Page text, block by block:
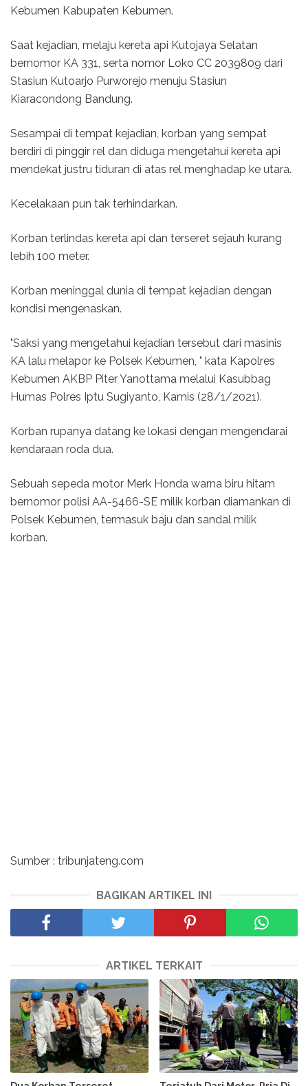
Kebumen Kabupaten Kebumen.
Saat kejadian, melaju kereta api Kutojaya Selatan
bernomor KA 331, serta nomor Loko CC 2039809 dari
Stasiun Kutoarjo Purworejo menuju Stasiun
Kiaracondong Bandung.
Sesampai di tempat kejadian, korban yang sempat
berdiri di pinggir rel dan diduga mengetahui kereta api
mendekat justru tiduran di atas rel menghadap ke utara.
Kecelakaan pun tak terhindarkan.
Korban terlindas kereta api dan terseret sejauh kurang
lebih 100 meter.
Korban meninggal dunia di tempat kejadian dengan
kondisi mengenaskan.
"Saksi yang mengetahui kejadian tersebut dari masinis
KA lalu melapor ke Polsek Kebumen, " kata Kapolres
Kebumen AKBP Piter Yanottama melalui Kasubbag
Humas Polres Iptu Sugiyanto, Kamis (28/1/2021).
Korban rupanya datang ke lokasi dengan mengendarai
kendaraan roda dua.
Sebuah sepeda motor Merk Honda warna biru hitam
bernomor polisi AA-5466-SE milik korban diamankan di
Polsek Kebumen, termasuk baju dan sandal milik
korban.
Sumber : tribunjateng.com
BAGIKAN ARTIKEL INI
ARTIKEL TERKAIT